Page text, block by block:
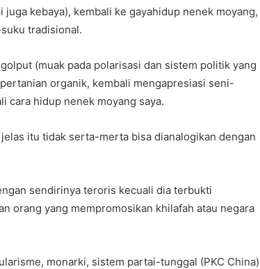
kebaya), kembali ke gayahidup nenek moyang,
tradisional.
(muak pada polarisasi dan sistem politik yang
organik, kembali mengapresiasi seni-
cara hidup nenek moyang saya.
itu tidak serta-merta bisa dianalogikan dengan
sendirinya teroris kecuali dia terbukti
orang yang mempromosikan khilafah atau negara
monarki, sistem partai-tunggal (PKC China)